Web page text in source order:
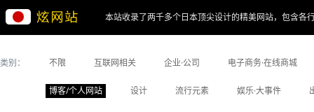
本站收录了两千多个日本顶尖设计的精美网站，包含各
类别： 不限 互联网相关 企业·公司 电子商务·在线商城
博客/个人网站 设计 流行元素 娱乐·大事件